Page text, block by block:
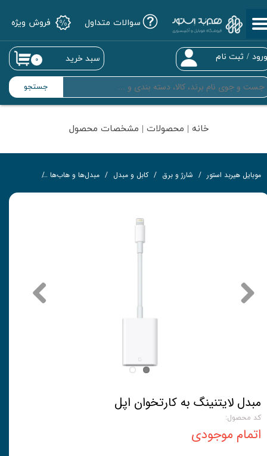
جستجو
/ ثبت نام
حساب کاربری من
تغییر گذر واژه
سفارشات
خروج از حساب کاربری
۰ سبد خرید
سوالات متداول فروش ویژه
خانه | محصولات | مشخصات محصول
موبایل هیربد استور شارژ و برق کابل و مبدل مبدل‌ها و هاب‌ها
مبدل لایتنینگ به کارتخوان اپل
کد محصول:
اتمام موجودی